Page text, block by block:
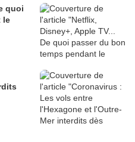
quoi
le